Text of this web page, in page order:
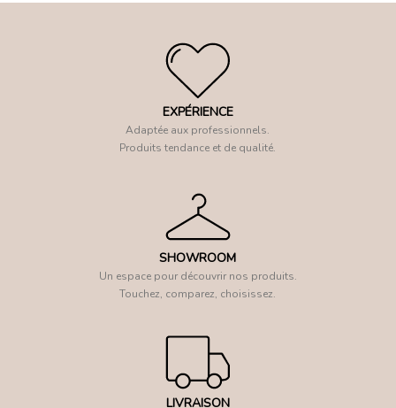
EXPÉRIENCE
Adaptée aux professionnels.
Produits tendance et de qualité.
SHOWROOM
Un espace pour découvrir nos produits.
Touchez, comparez, choisissez.
LIVRAISON